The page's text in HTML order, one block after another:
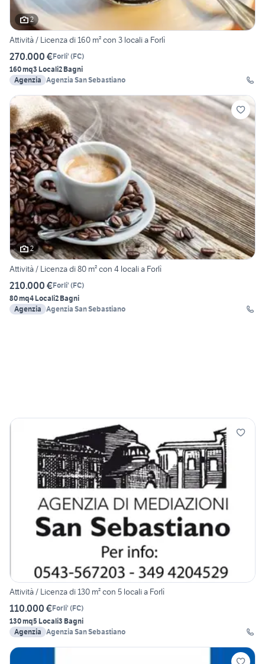
2
Attività / Licenza di 160 m² con 3 locali a Forlì
270.000 €Forli' (FC)
160 mq3 Locali2 Bagni
Agenzia Agenzia San Sebastiano
2
Attività / Licenza di 80 m² con 4 locali a Forlì
210.000 €Forli' (FC)
80 mq4 Locali2 Bagni
Agenzia Agenzia San Sebastiano
Attività / Licenza di 130 m² con 5 locali a Forlì
110.000 €Forli' (FC)
130 mq5 Locali3 Bagni
Agenzia Agenzia San Sebastiano